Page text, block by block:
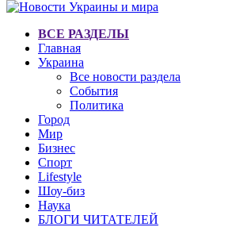
ВСЕ РАЗДЕЛЫ
Главная
Украина
Все новости раздела
События
Политика
Город
Мир
Бизнес
Спорт
Lifestyle
Шоу-биз
Наука
БЛОГИ ЧИТАТЕЛЕЙ